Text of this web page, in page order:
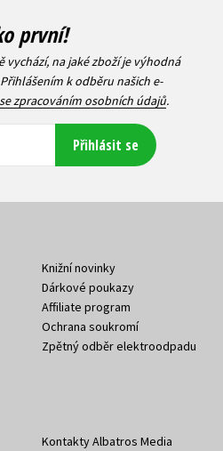
první!
vychází, na jaké zboží je výhodná
k odběru našich e-
zpracováním osobních údajů.
Přihlásit se
Knižní novinky
Dárkové poukazy
Affiliate program
Ochrana soukromí
Zpětný odběr elektroodpadu
Kontakty Albatros Media